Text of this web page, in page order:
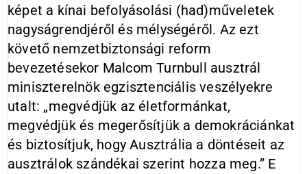
képet a kínai befolyásolási (had)műveletek
nagyságrendjéről és mélységéről. Az ezt
követő nemzetbiztonsági reform
bevezetésekor Malcom Turnbull ausztrál
miniszterelnök egzisztenciális veszélyekre
utalt: „megvédjük az életformánkat,
megvédjük és megerősítjük a demokráciánkat
és biztosítjuk, hogy Ausztrália a döntéseit az
ausztrálok szándékai szerint hozza meg.” E